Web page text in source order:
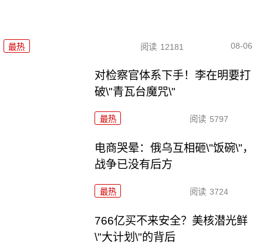
最热 阅读 12181 08-06
对检察官体系下手！李在明要打
破\"青瓦台魔咒\"
最热 阅读 5797
电商哭晕：俄乌互相砸\"饭碗\"，
战争已没有后方
最热 阅读 3724
766亿买不来安全？美核潜光鲜
\"大计划\"的背后